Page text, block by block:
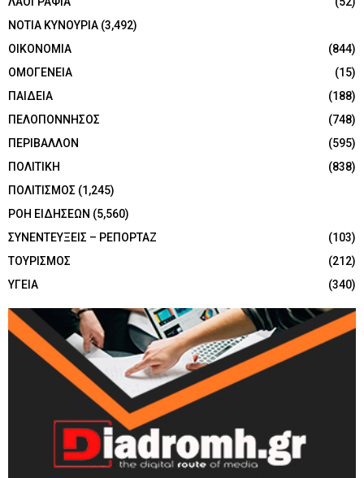
ΝΟΤΙΑ ΚΥΝΟΥΡΙΑ (3,492)
ΟΙΚΟΝΟΜΙΑ
(844)
ΟΜΟΓΕΝΕΙΑ
(15)
ΠΑΙΔΕΙΑ
(188)
ΠΕΛΟΠΟΝΝΗΣΟΣ
(748)
ΠΕΡΙΒΑΛΛΟΝ
(595)
ΠΟΛΙΤΙΚΗ
(838)
ΠΟΛΙΤΙΣΜΟΣ (1,245)
ΡΟΗ ΕΙΔΗΣΕΩΝ (5,560)
ΣΥΝΕΝΤΕΥΞΕΙΣ – ΡΕΠΟΡΤΑΖ
(103)
ΤΟΥΡΙΣΜΟΣ
(212)
ΥΓΕΙΑ
(340)